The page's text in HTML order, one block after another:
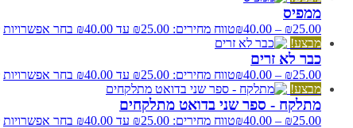
ממפיס
₪25.00
–
₪40.00 טווח מחירים: ⁦₪25.00⁩ עד ⁦₪40.00⁩ בחר אפשרויות
מבצע!
כבר לא זרים
₪25.00
–
₪40.00 טווח מחירים: ⁦₪25.00⁩ עד ⁦₪40.00⁩ בחר אפשרויות
מבצע!
מתלקח - ספר שני בדואט מתלקחים
₪25.00
–
₪40.00 טווח מחירים: ⁦₪25.00⁩ עד ⁦₪40.00⁩ בחר אפשרויות